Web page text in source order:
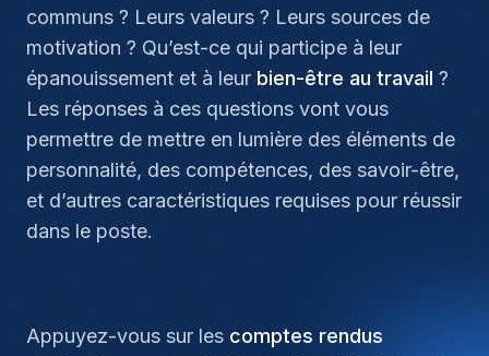
communs ? Leurs valeurs ? Leurs sources de
motivation ? Qu’est-ce qui participe à leur
épanouissement et à leur bien-être au travail ?
Les réponses à ces questions vont vous
permettre de mettre en lumière des éléments de
personnalité, des compétences, des savoir-être,
et d’autres caractéristiques requises pour réussir
dans le poste.
Appuyez-vous sur les comptes rendus